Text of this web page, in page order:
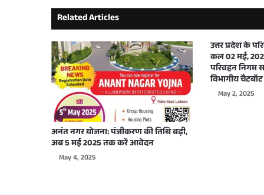
September 29, 2025
September 26, 2025
September 22, 2025
Related Articles
अनंत नगर योजना: पंजीकरण की तिथि बढ़ी,
अब 5 मई 2025 तक करें आवेदन
May 4, 2025
उत्तर प्रदेश के
कल 02 मई,
परिवहन निगम
विभागीय
May 2, 2025